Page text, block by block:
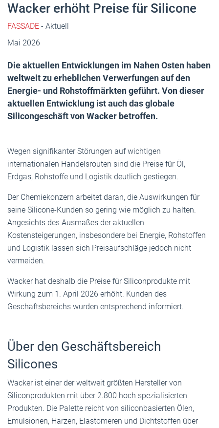
Wacker erhöht Preise für Silicone
FASSADE - Aktuell
Mai 2026
Die aktuellen Entwicklungen im Nahen Osten haben
weltweit zu erheblichen Verwerfungen auf den
Energie- und Rohstoffmärkten geführt. Von dieser
aktuellen Entwicklung ist auch das globale
Silicongeschäft von Wacker betroffen.
Wegen signifikanter Störungen auf wichtigen
internationalen Handelsrouten sind die Preise für Öl,
Erdgas, Rohstoffe und Logistik deutlich gestiegen.
Der Chemiekonzern arbeitet daran, die Auswirkungen für
seine Silicone-Kunden so gering wie möglich zu halten.
Angesichts des Ausmaßes der aktuellen
Kostensteigerungen, insbesondere bei Energie, Rohstoffen
und Logistik lassen sich Preisaufschläge jedoch nicht
vermeiden.
Wacker hat deshalb die Preise für Siliconprodukte mit
Wirkung zum 1. April 2026 erhöht. Kunden des
Geschäftsbereichs wurden entsprechend informiert.
Über den Geschäftsbereich
Silicones
Wacker ist einer der weltweit größten Hersteller von
Siliconprodukten mit über 2.800 hoch spezialisierten
Produkten. Die Palette reicht von siliconbasierten Ölen,
Emulsionen, Harzen, Elastomeren und Dichtstoffen über